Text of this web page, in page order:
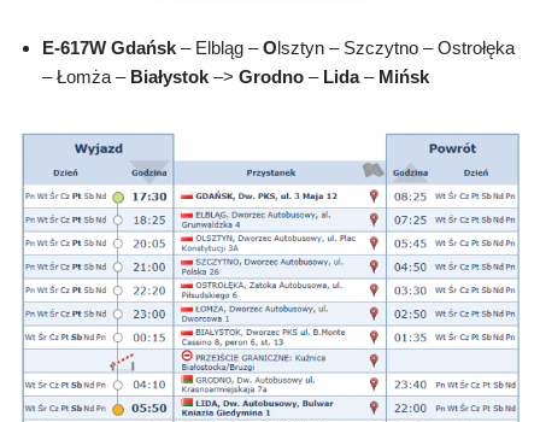
E-617W Gdańsk – Elbląg –O lsztyn – Szczytno – Ostrołęka
– Łomża – Białystok –> Grodno – Lida– Mińsk